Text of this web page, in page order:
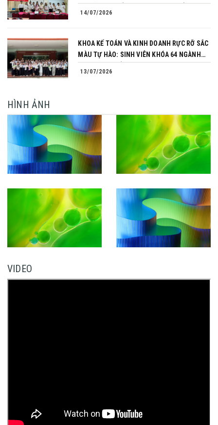
14/07/2026
KHOA KẾ TOÁN VÀ KINH DOANH RỰC RỠ SẮC
MÀU TỰ HÀO: SINH VIÊN KHÓA 64 NGÀNH
13/07/2026
HÌNH ẢNH
VIDEO